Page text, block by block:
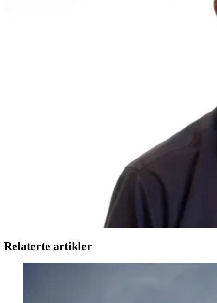
Relaterte artikler